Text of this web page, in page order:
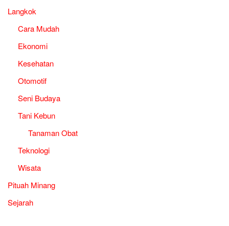
Langkok
Cara Mudah
Ekonomi
Kesehatan
Otomotif
Seni Budaya
Tani Kebun
Tanaman Obat
Teknologi
Wisata
Pituah Minang
Sejarah